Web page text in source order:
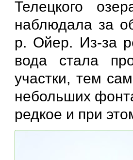
Телецкого
наблюдала за
р. Ойер. Из-за
вода стала
участки, тем
небольших
редкое и при